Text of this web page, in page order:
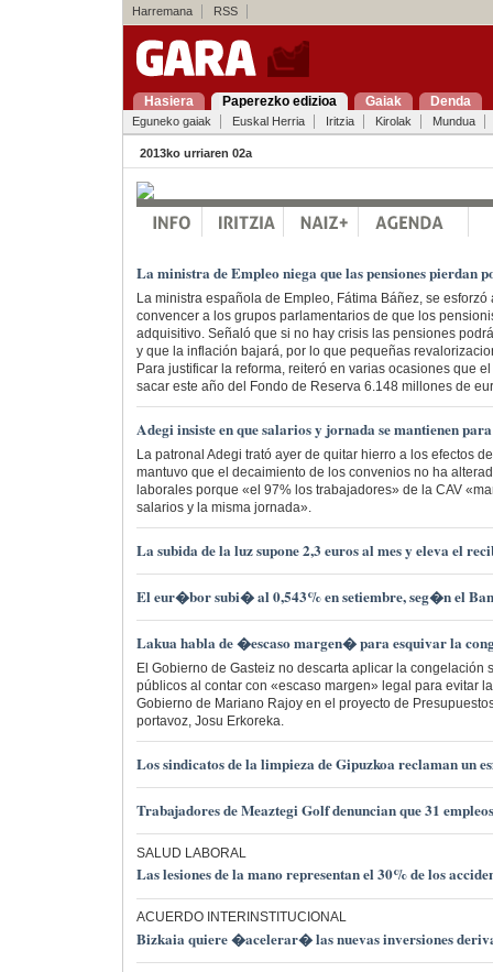
Harremana RSS
Hasiera Paperezko edizioa Gaiak Denda
Eguneko gaiak Euskal Herria Iritzia Kirolak Mundua
2013ko urriaren 02a
La ministra de Empleo niega que las pensiones pierdan
La ministra española de Empleo, Fátima Báñez, se esforzó
convencer a los grupos parlamentarios de que los
adquisitivo. Señaló que si no hay crisis las pensiones
y que la inflación bajará, por lo que pequeñas
Para justificar la reforma, reiteró en varias ocasiones que
sacar este año del Fondo de Reserva 6.148 millones de
Adegi insiste en que salarios y jornada se mantienen
La patronal Adegi trató ayer de quitar hierro a los efectos
mantuvo que el decaimiento de los convenios no ha
laborales porque «el 97% los trabajadores» de la CAV
salarios y la misma jornada».
La subida de la luz supone 2,3 euros al mes y eleva el
El eur�bor subi� al 0,543% en setiembre, seg�n el
Lakua habla de �escaso margen� para esquivar la
El Gobierno de Gasteiz no descarta aplicar la congelación
públicos al contar con «escaso margen» legal para evitar
Gobierno de Mariano Rajoy en el proyecto de
portavoz, Josu Erkoreka.
Los sindicatos de la limpieza de Gipuzkoa reclaman un
Trabajadores de Meaztegi Golf denuncian que 31
SALUD LABORAL
Las lesiones de la mano representan el 30% de los
ACUERDO INTERINSTITUCIONAL
Bizkaia quiere �acelerar� las nuevas inversiones